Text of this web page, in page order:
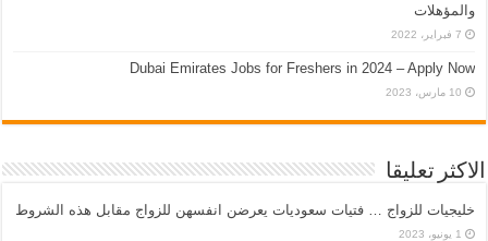
والمؤهلات
7 فبراير، 2022
Dubai Emirates Jobs for Freshers in 2024 – Apply Now
10 مارس، 2023
الاكثر تعليقا
خليجيات للزواج … فتيات سعوديات يعرضن انفسهن للزواج مقابل هذه الشروط
1 يونيو، 2023